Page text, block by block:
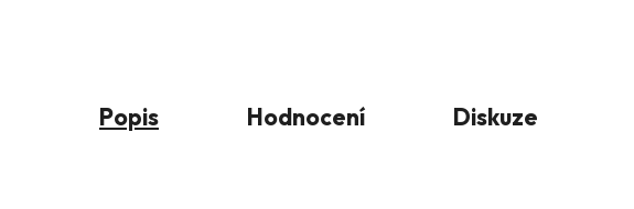
Popis Hodnocení Diskuze